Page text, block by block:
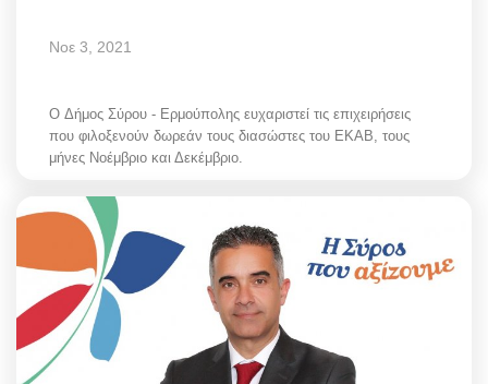
Νοε 3, 2021
O Δήμος Σύρου - Ερμούπολης ευχαριστεί τις επιχειρήσεις
που φιλοξενούν δωρεάν τους διασώστες του ΕΚΑΒ, τους
μήνες Νοέμβριο και Δεκέμβριο.